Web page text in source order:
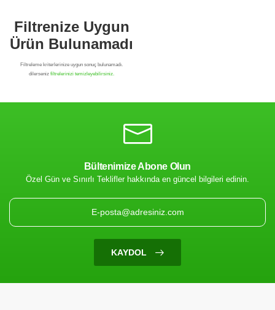
Filtrenize Uygun
Ürün Bulunamadı
Bültenimize Abone Olun
Özel Gün ve Sınırlı Teklifler hakkında en güncel bilgileri edinin.
KAYDOL